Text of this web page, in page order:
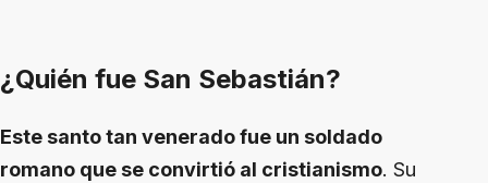
¿Quién fue San Sebastián?
Este santo tan venerado fue un soldado
romano que se convirtió al cristianismo. Su